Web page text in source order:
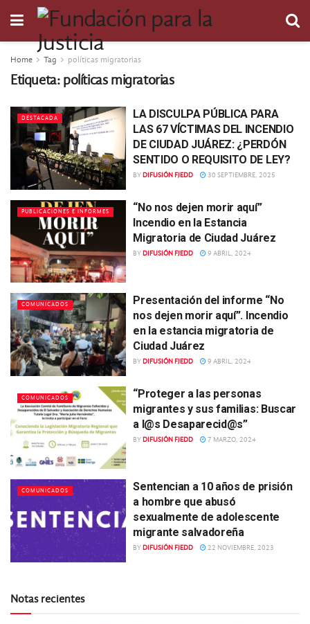
Home Tag políticas migratorias
Etiqueta: políticas migratorias
DESTACADA
LA DISCULPA PÚBLICA PARA
LAS 67 VÍCTIMAS DEL INCENDIO
DE CIUDAD JUÁREZ: ¿PERDÓN
SENTIDO O REQUISITO DE LEY?
BY DIFUSIÓN FJEDD 30 SEPTIEMBRE, 2025
PUBLICACIONES E INFORMES
“No nos dejen morir aquí”
Incendio en la Estancia
Migratoria de Ciudad Juárez
BY DIFUSIÓN FJEDD 9 ABRIL, 2024
COMUNICADOS
Presentación del informe “No
nos dejen morir aquí”. Incendio
en la estancia migratoria de
Ciudad Juárez
BY DIFUSIÓN FJEDD 9 ABRIL, 2024
COMUNICADOS
“Proteger a las personas
migrantes y sus familias: Buscar
a l@s Desaparecid@s”
BY DIFUSIÓN FJEDD 7 MARZO, 2024
COMUNICADOS
Sentencian a 10 años de prisión
a hombre que abusó
sexualmente de adolescente
migrante salvadoreña
BY DIFUSIÓN FJEDD 22 NOVIEMBRE, 2023
Notas recientes